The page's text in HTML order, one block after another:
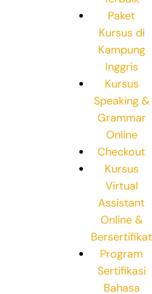
Paket
Kursus di
Kampung
Inggris
Kursus
Speaking &
Grammar
Online
Checkout
Kursus
Virtual
Assistant
Online &
Bersertifikat
Program
Sertifikasi
Bahasa